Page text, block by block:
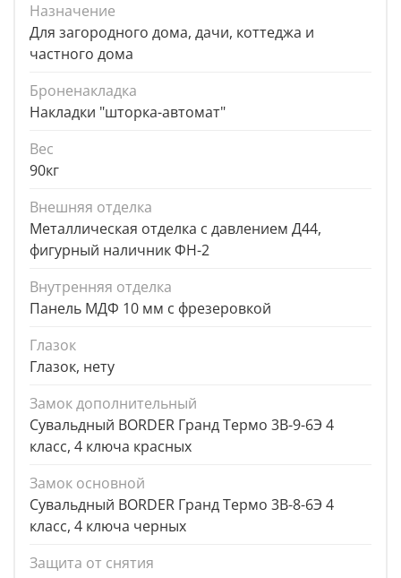
Назначение
Для загородного дома, дачи, коттеджа и
частного дома
Броненакладка
Накладки "шторка-автомат"
Вес
90кг
Внешняя отделка
Металлическая отделка с давлением Д44,
фигурный наличник ФН-2
Внутренняя отделка
Панель МДФ 10 мм с фрезеровкой
Глазок
Глазок, нету
Замок дополнительный
Сувальдный BORDER Гранд Термо 3В-9-6Э 4
класс, 4 ключа красных
Замок основной
Сувальдный BORDER Гранд Термо 3В-8-6Э 4
класс, 4 ключа черных
Защита от снятия